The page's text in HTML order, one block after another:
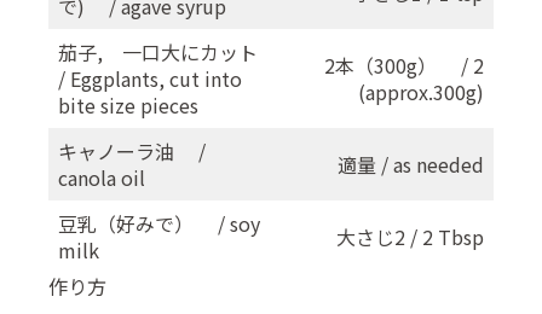
で) / agave syrup
茄子, 一口大にカット
/ Eggplants, cut into
bite size pieces
2本（300g） / 2
(approx.300g)
キャノーラ油 /
canola oil
適量 / as needed
豆乳（好みで） / soy
milk
大さじ2 / 2 Tbsp
作り方